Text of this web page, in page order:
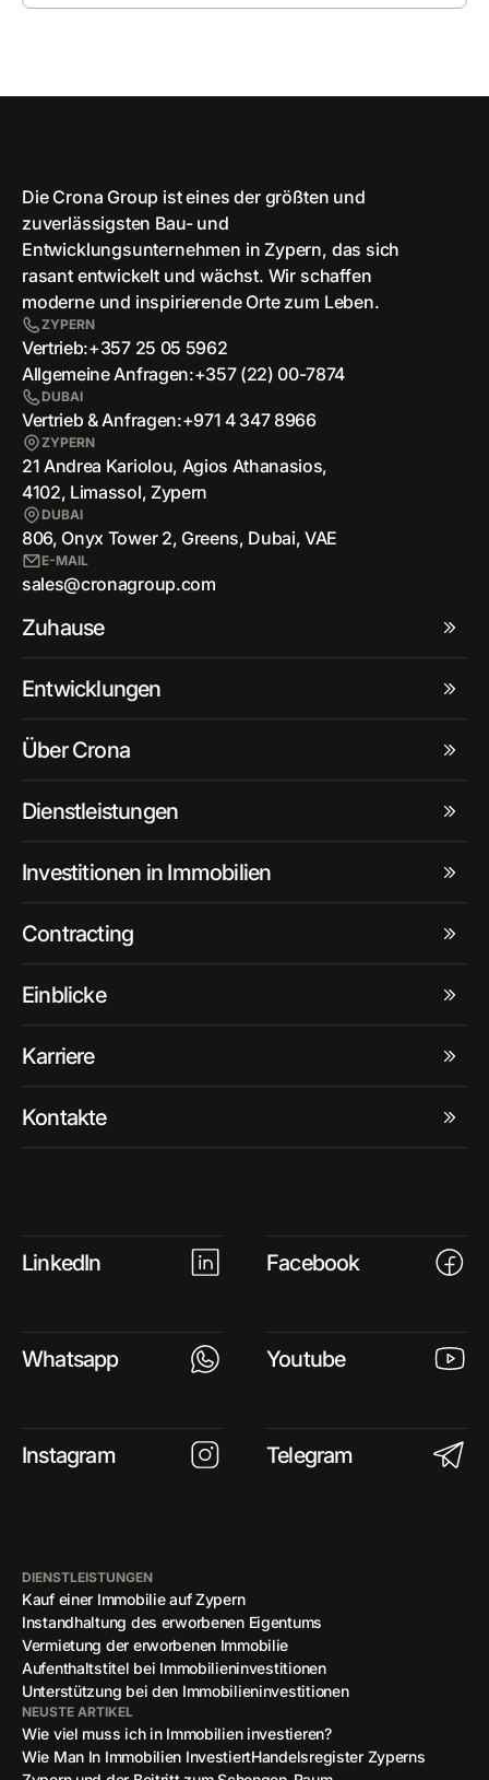
Die Crona Group ist eines der größten und
zuverlässigsten Bau- und
Entwicklungsunternehmen in Zypern, das sich
rasant entwickelt und wächst. Wir schaffen
moderne und inspirierende Orte zum Leben.
ZYPERN
Vertrieb:+357 25 05 5962
Allgemeine Anfragen:+357 (22) 00-7874
DUBAI
Vertrieb & Anfragen:+971 4 347 8966
ZYPERN
21 Andrea Kariolou, Agios Athanasios,
4102, Limassol, Zypern
DUBAI
806, Onyx Tower 2, Greens, Dubai, VAE
E-MAIL
sales@cronagroup.com
Zuhause
Entwicklungen
Über Crona
Dienstleistungen
Investitionen in Immobilien
Contracting
Einblicke
Karriere
Kontakte
LinkedIn Facebook
Whatsapp Youtube
Instagram Telegram
DIENSTLEISTUNGEN
Kauf einer Immobilie auf Zypern
Instandhaltung des erworbenen Eigentums
Vermietung der erworbenen Immobilie
Aufenthaltstitel bei Immobilieninvestitionen
Unterstützung bei den Immobilieninvestitionen
NEUSTE ARTIKEL
Wie viel muss ich in Immobilien investieren?
Wie Man In Immobilien InvestiertHandelsregister Zyperns